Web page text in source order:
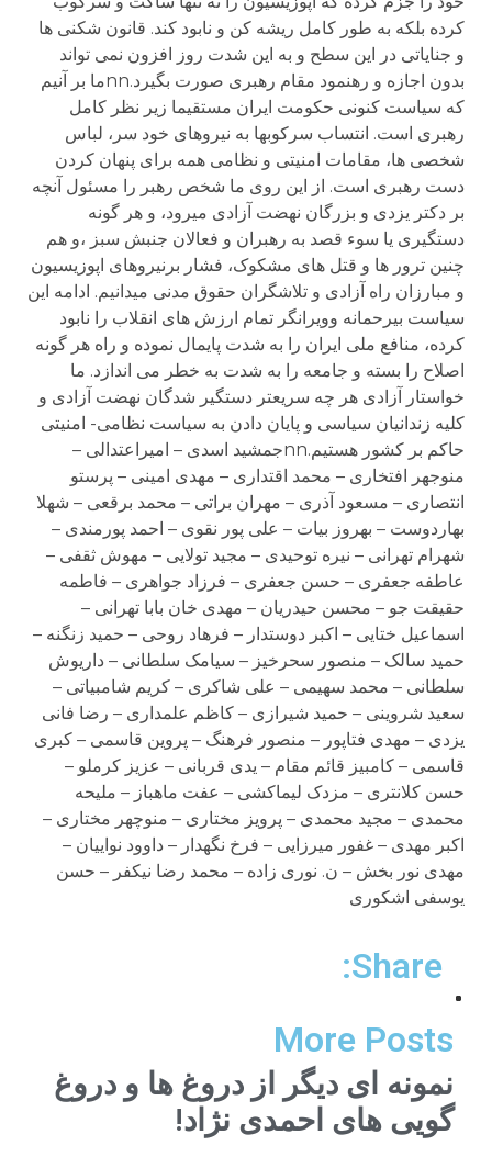
کرده بلکه به طور کامل ريشه کن و نابود کند. قانون شکنی ھا
و جناياتی در اين سطح و به اين شدت روز افزون نمی تواند
بدون اجازه و رھنمود مقام رھبری صورت بگيرد.nnما بر آنيم
که سياست کنونی حکومت ايران مستقيما زير نظر کامل
رھبری است. انتساب سرکوبھا به نيروھای خود سر، لباس
شخصی ھا، مقامات امنيتی و نظامی ھمه برای پنھان کردن
دست رھبری است. از اين روی ما شخص رھبر را مسئول آنچه
بر دکتر يزدی و بزرگان نھضت آزادی ميرود، و ھر گونه
دستگيری يا سوء قصد به رھبران و فعالان جنبش سبز ،و ھم
چنين ترور ھا و قتل ھای مشکوک، فشار برنيروھای اپوزيسيون
و مبارزان راه آزادی و تلاشگران حقوق مدنی ميدانيم. ادامه اين
سياست بيرحمانه وويرانگر تمام ارزش ھای انقلاب را نابود
کرده، منافع ملی ايران را به شدت پايمال نموده و راه ھر گونه
اصلاح را بسته و جامعه را به شدت به خطر می اندازد. ما
خواستار آزادی ھر چه سريعتر دستگير شدگان نھضت آزادی و
کليه زندانيان سياسی و پايان دادن به سياست نظامی- امنيتی
حاکم بر کشور ھستيم.nnجمشيد اسدی – اميراعتدالی –
منوجھر افتخاری – محمد اقتداری – مھدی امينی – پرستو
انتصاری – مسعود آذری – مھران براتی – محمد برقعی – شھلا
بھاردوست – بھروز بيات – علی پور نقوی – احمد پورمندی –
شھرام تھرانی – نيره توحيدی – مجيد تولايی – مھوش ثقفی –
عاطفه جعفری – حسن جعفری – فرزاد جواھری – فاطمه
حقيقت جو – محسن حيدريان – مھدی خان بابا تھرانی –
اسماعيل ختايی – اکبر دوستدار – فرھاد روحی – حميد زنگنه –
حميد سالک – منصور سحرخيز – سيامک سلطانی – داريوش
سلطانی – محمد سھيمی – علی شاکری – کريم شامبياتی –
سعيد شروينی – حميد شيرازی – کاظم علمداری – رضا فانی
يزدی – مھدی فتاپور – منصور فرھنگ – پروين قاسمی – کبری
قاسمی – کامبيز قائم مقام – يدی قربانی – عزيز کرملو –
حسن کلانتری – مزدک ليماکشی – عفت ماھباز – مليحه
محمدی – مجيد محمدی – پرويز مختاری – منوچھر مختاری –
اکبر مھدی – غفور ميرزايی – فرخ نگھدار – داوود نواييان –
مھدی نور بخش – ن. نوری زاده – محمد رضا نيکفر – حسن
يوسفی اشکوری
Share:
More Posts
نمونه ای دیگر از دروغ ها و دروغ
گویی های احمدی نژاد!